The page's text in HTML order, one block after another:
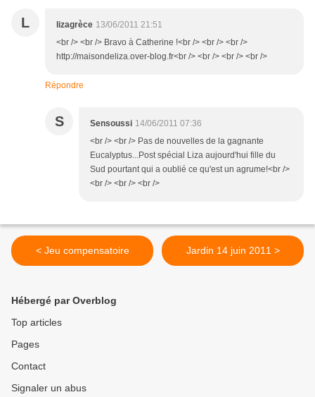
L lizagrèce 13/06/2011 21:51
<br /> <br /> Bravo à Catherine !<br /> <br /> <br />
http://maisondeliza.over-blog.fr<br /> <br /> <br /> <br />
Répondre
S Sensoussi 14/06/2011 07:36
<br /> <br /> Pas de nouvelles de la gagnante
Eucalyptus...Post spécial Liza aujourd'hui fille du
Sud pourtant qui a oublié ce qu'est un agrume!<br />
<br /> <br /> <br />
< Jeu compensatoire Jardin 14 juin 2011 >
Hébergé par Overblog
Top articles
Pages
Contact
Signaler un abus